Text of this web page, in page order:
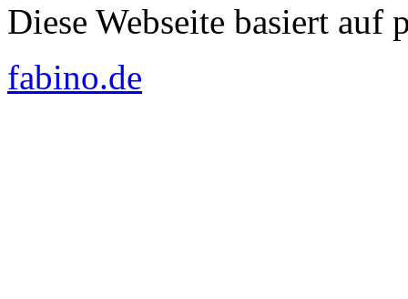
Diese Webseite basiert auf
fabino.de